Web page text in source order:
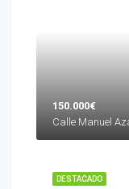
150.000€
DESTACADO